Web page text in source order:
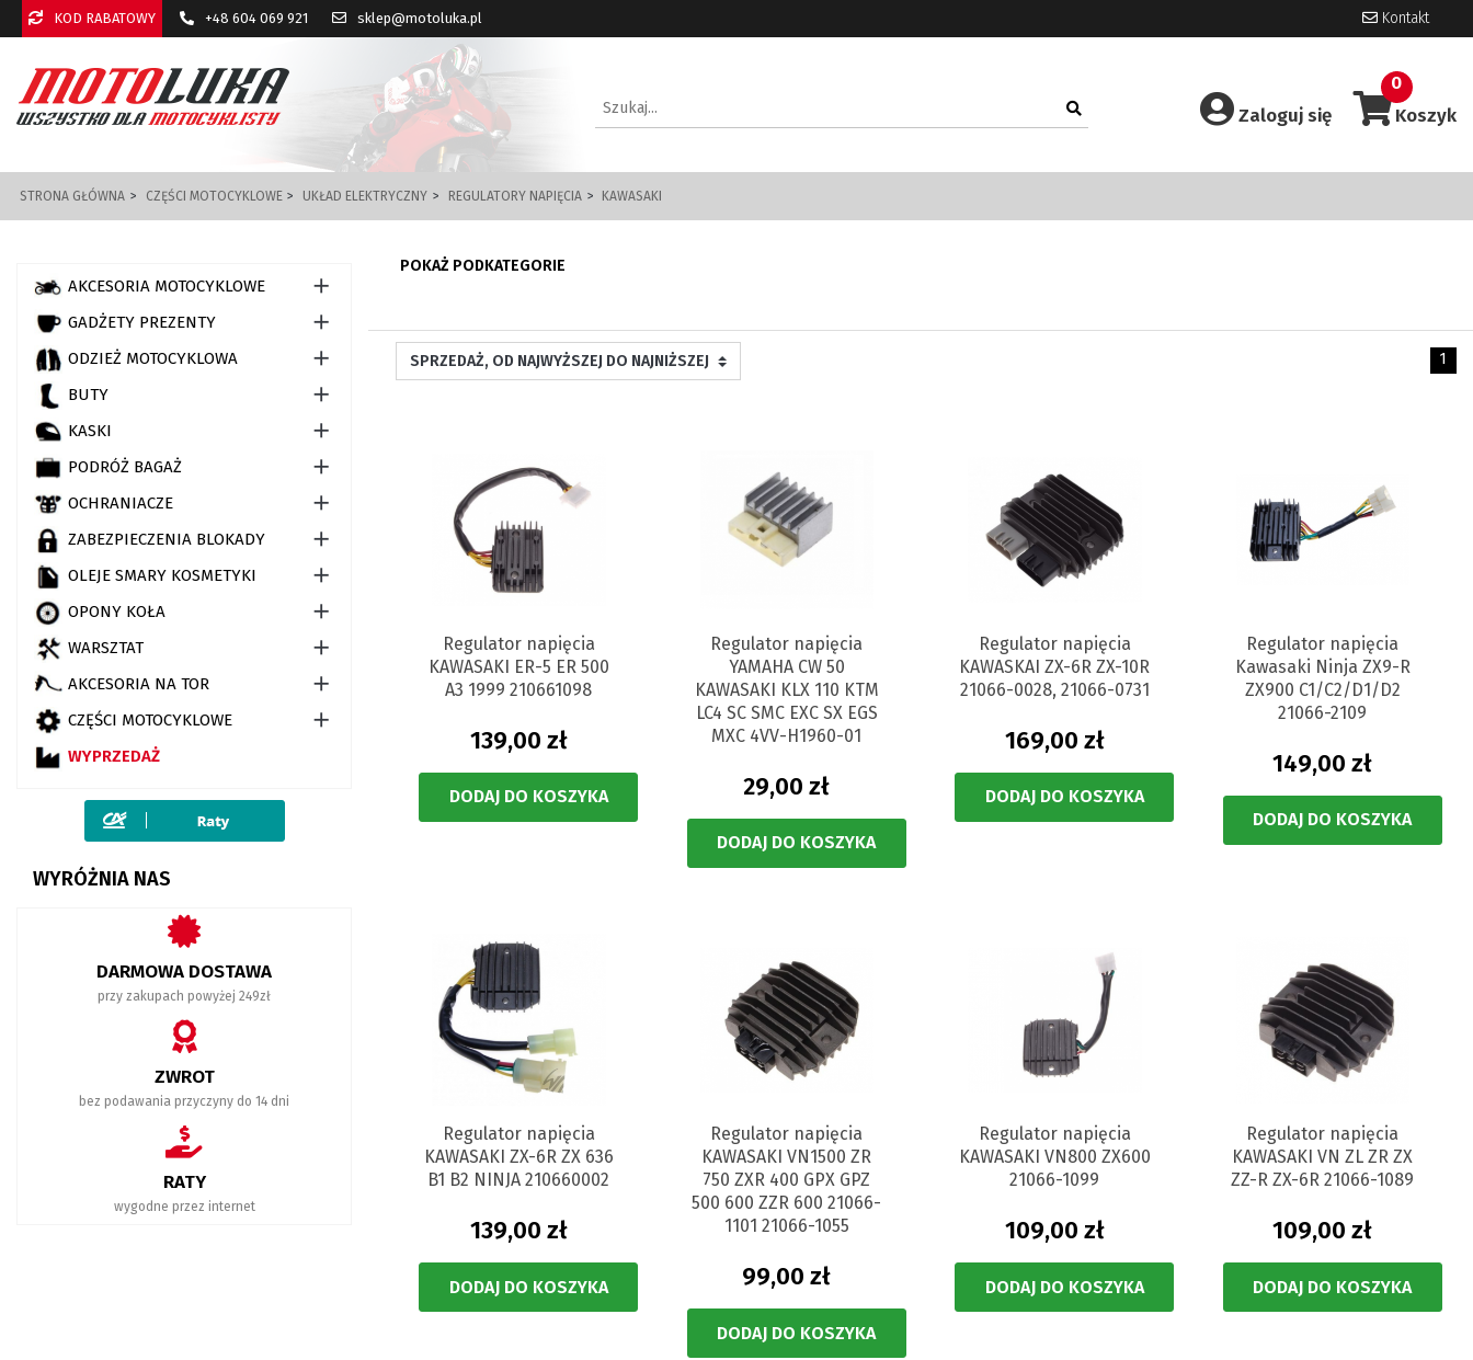
KOD RABATOWY +48 604 069 921 sklep@motoluka.pl Kontakt
Koszyk
0
Zaloguj się
STRONA GŁÓWNA CZĘŚCI MOTOCYKLOWE UKŁAD ELEKTRYCZNY REGULATORY NAPIĘCIA KAWASAKI
AKCESORIA MOTOCYKLOWE 
GADŻETY PREZENTY 
ODZIEŻ MOTOCYKLOWA 
BUTY 
KASKI 
PODRÓŻ BAGAŻ 
OCHRANIACZE 
ZABEZPIECZENIA BLOKADY 
OLEJE SMARY KOSMETYKI 
OPONY KOŁA 
WARSZTAT 
AKCESORIA NA TOR 
CZĘŚCI MOTOCYKLOWE 
WYPRZEDAŻ
WYRÓŻNIA NAS
DARMOWA DOSTAWA
przy zakupach powyżej 249zł
ZWROT
bez podawania przyczyny do 14 dni
RATY
wygodne przez internet
POKAŻ PODKATEGORIE
1
Regulator napięcia
KAWASAKI ER-5 ER 500
A3 1999 210661098
139,00 zł
DODAJ DO KOSZYKA
Regulator napięcia
YAMAHA CW 50
KAWASAKI KLX 110 KTM
LC4 SC SMC EXC SX EGS
MXC 4VV-H1960-01
29,00 zł
DODAJ DO KOSZYKA
Regulator napięcia
KAWASKAI ZX-6R ZX-10R
21066-0028, 21066-0731
169,00 zł
DODAJ DO KOSZYKA
Regulator napięcia
Kawasaki Ninja ZX9-R
ZX900 C1/C2/D1/D2
21066-2109
149,00 zł
DODAJ DO KOSZYKA
Regulator napięcia
KAWASAKI ZX-6R ZX 636
B1 B2 NINJA 210660002
139,00 zł
DODAJ DO KOSZYKA
Regulator napięcia
KAWASAKI VN1500 ZR
750 ZXR 400 GPX GPZ
500 600 ZZR 600 21066-
1101 21066-1055
99,00 zł
DODAJ DO KOSZYKA
Regulator napięcia
KAWASAKI VN800 ZX600
21066-1099
109,00 zł
DODAJ DO KOSZYKA
Regulator napięcia
KAWASAKI VN ZL ZR ZX
ZZ-R ZX-6R 21066-1089
109,00 zł
DODAJ DO KOSZYKA